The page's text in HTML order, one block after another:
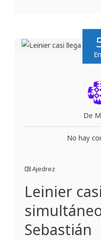
De
No hay
Ajedrez
Leinier
Sebastián